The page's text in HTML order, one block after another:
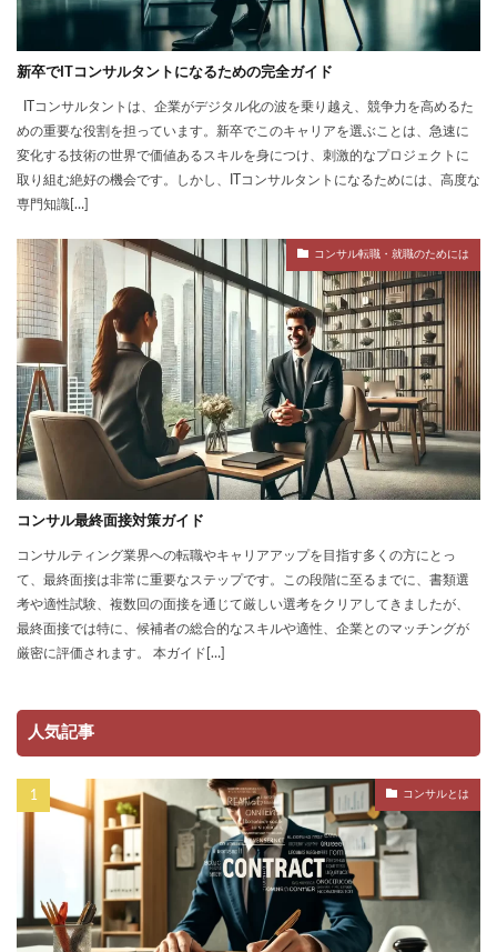
新卒でITコンサルタントになるための完全ガイド
ITコンサルタントは、企業がデジタル化の波を乗り越え、競争力を高めるた
めの重要な役割を担っています。新卒でこのキャリアを選ぶことは、急速に
変化する技術の世界で価値あるスキルを身につけ、刺激的なプロジェクトに
取り組む絶好の機会です。しかし、ITコンサルタントになるためには、高度な
専門知識[…]
コンサル転職・就職のためには
コンサル最終面接対策ガイド
コンサルティング業界への転職やキャリアアップを目指す多くの方にとっ
て、最終面接は非常に重要なステップです。この段階に至るまでに、書類選
考や適性試験、複数回の面接を通じて厳しい選考をクリアしてきましたが、
最終面接では特に、候補者の総合的なスキルや適性、企業とのマッチングが
厳密に評価されます。 本ガイド[…]
人気記事
コンサルとは